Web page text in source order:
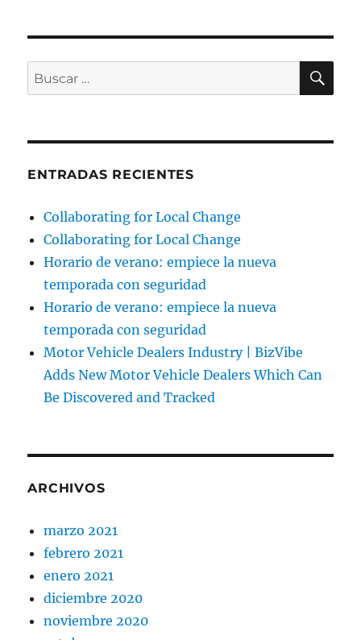
Buscar
por:
ENTRADAS RECIENTES
Collaborating for Local Change
Collaborating for Local Change
Horario de verano: empiece la nueva
temporada con seguridad
Horario de verano: empiece la nueva
temporada con seguridad
Motor Vehicle Dealers Industry | BizVibe
Adds New Motor Vehicle Dealers Which Can
Be Discovered and Tracked
ARCHIVOS
marzo 2021
febrero 2021
enero 2021
diciembre 2020
noviembre 2020